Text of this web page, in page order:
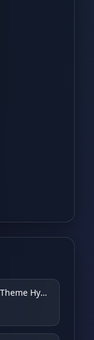
Hypixel 夏日主题 Summer Theme Hypixel